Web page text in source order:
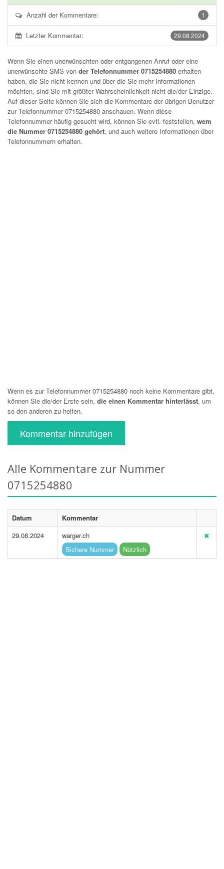
1
Anzahl der Kommentare:
29.08.2024
Letzter Kommentar:
Wenn Sie einen unerwünschten oder entgangenen Anruf oder eine
unerwünschte SMS von der Telefonnummer 0715254880 erhalten
haben, die Sie nicht kennen und über die Sie mehr Informationen
möchten, sind Sie mit größter Wahrscheinlichkeit nicht die/der Einzige.
Auf dieser Seite können Sie sich die Kommentare der übrigen Benutzer
zur Telefonnummer0715254880 anschauen. Wenn diese
Telefonnummer häufig gesucht wird, können Sie evtl. feststellen, wem
die Nummer 0715254880 gehört, und auch weitere Informationen über
Telefonnummern erhalten.
Wenn es zur Telefonnummer 0715254880 noch keine Kommentare gibt,
können Sie die/der Erste sein, die einen Kommentar hinterlässt, um
so den anderen zu helfen.
Kommentar hinzufügen
Alle Kommentare zur Nummer
0715254880
Datum
Kommentar
29.08.2024
warger.ch
Sichere Nummer
Nützlich